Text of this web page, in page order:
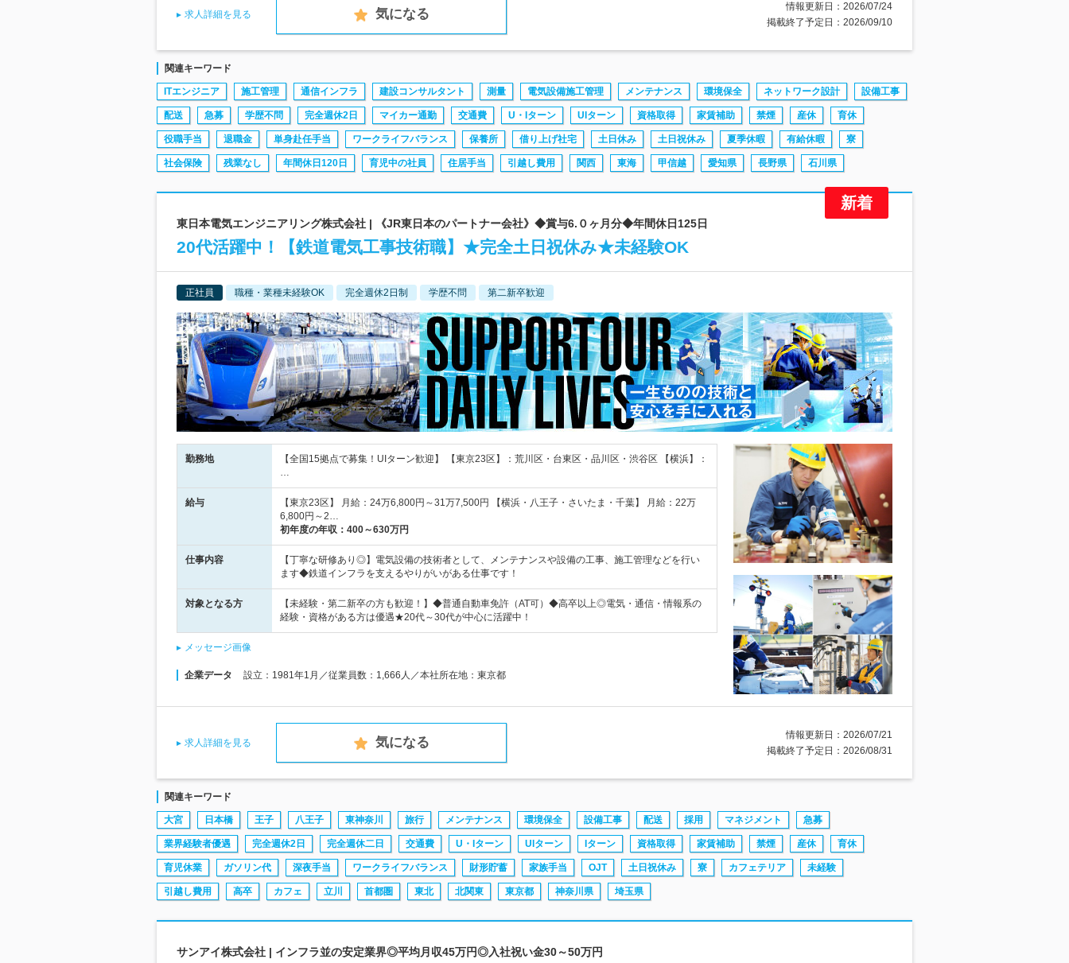
求人詳細を見る 気になる
情報更新日：2026/07/24
掲載終了予定日：2026/09/10
関連キーワード
ITエンジニア 施工管理 通信インフラ 建設コンサルタント 測量 電気設備施工管理 メンテナンス 環境保全 ネットワーク設計 設備工事
配送 急募 学歴不問 完全週休2日 マイカー通勤 交通費 U・Iターン UIターン 資格取得 家賃補助 禁煙 産休 育休
役職手当 退職金 単身赴任手当 ワークライフバランス 保養所 借り上げ社宅 土日休み 土日祝休み 夏季休暇 有給休暇 寮
社会保険 残業なし 年間休日120日 育児中の社員 住居手当 引越し費用 関西 東海 甲信越 愛知県 長野県 石川県
東日本電気エンジニアリング株式会社 | 《JR東日本のパートナー会社》◆賞与6.０ヶ月分◆年間休日125日
20代活躍中！【鉄道電気工事技術職】★完全土日祝休み★未経験OK
正社員 職種・業種未経験OK 完全週休2日制 学歴不問 第二新卒歓迎
勤務地
【全国15拠点で募集！UIターン歓迎】 【東京23区】：荒川区・台東区・品川区・渋谷区 【横浜】：
…
給与
【東京23区】 月給：24万6,800円～31万7,500円 【横浜・八王子・さいたま・千葉】 月給：22万
6,800円～2…
初年度の年収： 400～630万円
仕事内容
【丁寧な研修あり◎】電気設備の技術者として、メンテナンスや設備の工事、施工管理などを行い
ます◆鉄道インフラを支えるやりがいがある仕事です！
対象となる方
【未経験・第二新卒の方も歓迎！】◆普通自動車免許（AT可）◆高卒以上◎電気・通信・情報系の
経験・資格がある方は優遇★20代～30代が中心に活躍中！
メッセージ画像
企業データ 設立：1981年1月／従業員数：1,666人／本社所在地：東京都
求人詳細を見る 気になる
情報更新日：2026/07/21
掲載終了予定日：2026/08/31
関連キーワード
大宮 日本橋 王子 八王子 東神奈川 旅行 メンテナンス 環境保全 設備工事 配送 採用 マネジメント 急募
業界経験者優遇 完全週休2日 完全週休二日 交通費 U・Iターン UIターン Iターン 資格取得 家賃補助 禁煙 産休 育休
育児休業 ガソリン代 深夜手当 ワークライフバランス 財形貯蓄 家族手当 OJT 土日祝休み 寮 カフェテリア 未経験
引越し費用 高卒 カフェ 立川 首都圏 東北 北関東 東京都 神奈川県 埼玉県
サンアイ株式会社 | インフラ並の安定業界◎平均月収45万円◎入社祝い金30～50万円